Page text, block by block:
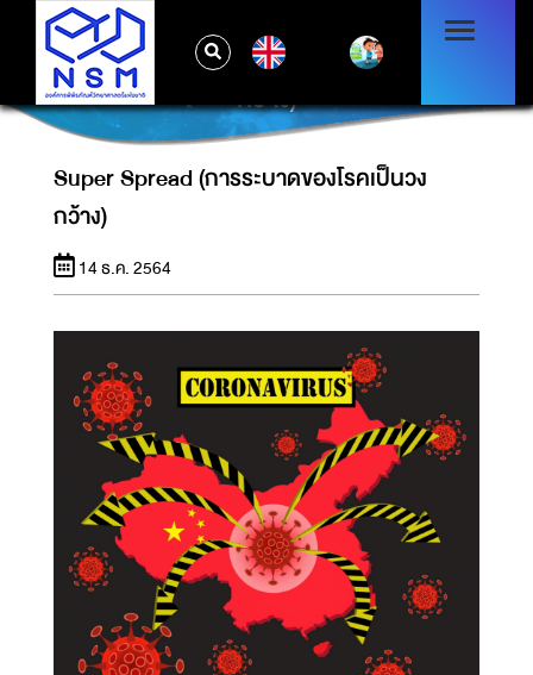
SUPER SPREAD (การระบาดของโรคเป็นวง
กว้าง)
Super Spread (การระบาดของโรคเป็นวง
กว้าง)
14 ธ.ค. 2564